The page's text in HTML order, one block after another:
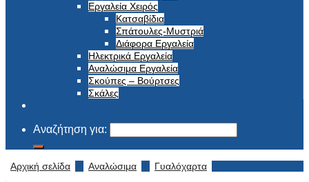
Εργαλεία Χειρός
Κατσαβίδια
Σπάτουλες-Μυστριά
Διάφορα Εργαλεία
Ηλεκτρικά Εργαλεία
Αναλώσιμα Εργαλεία
Σκούπες – Βούρτσες
Σκάλες
Αναζήτηση για:
Αρχική σελίδα / Αναλώσιμα / Γυαλόχαρτα